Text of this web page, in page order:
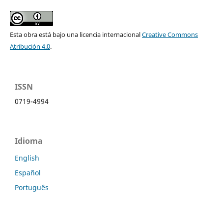
Esta obra está bajo una licencia internacionalCreative Commons
Atribución 4.0.
ISSN
0719-4994
Idioma
English
Español
Português